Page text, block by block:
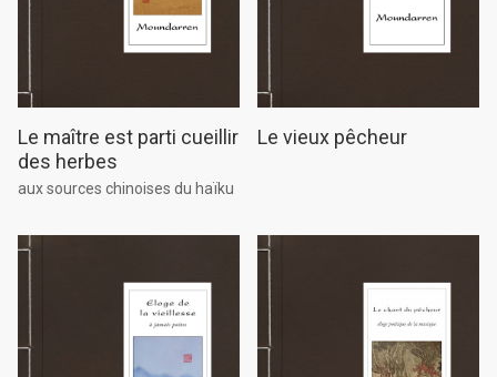
Le maître est parti cueillir
des herbes
aux sources chinoises du haïku
Le vieux pêcheur